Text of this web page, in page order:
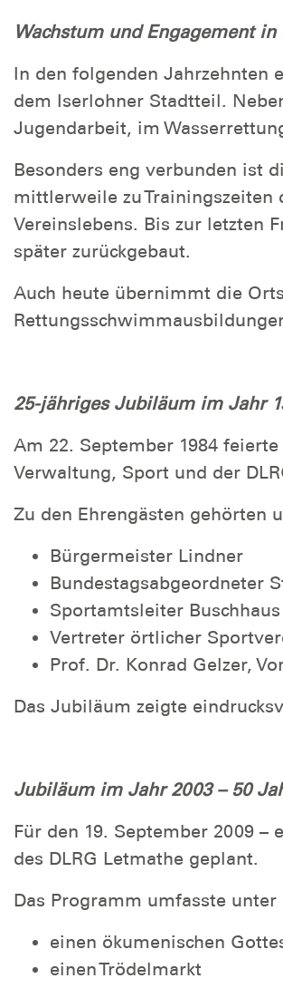
Wachstum und Engagement in
In den folgenden Jahrzehnten
dem Iserlohner Stadtteil.
Jugendarbeit, im
Besonders eng verbunden ist
mittlerweile zu Trainingszeiten
Vereinslebens. Bis zur letzten
später zurückgebaut.
Auch heute übernimmt die
25-jähriges Jubiläum im Jahr
Am 22. September 1984
Verwaltung, Sport und der
Zu den Ehrengästen gehörten
Bürgermeister Lindner
Bundestagsabgeordneter
Sportamtsleiter Buschhaus
Vertreter örtlicher
Prof. Dr. Konrad Gelzer,
Das Jubiläum zeigte
Jubiläum im Jahr 2003 – 50
Für den 19. September 2009
des DLRG Letmathe geplant.
Das Programm umfasste unter
einen ökumenischen
einen Trödelmarkt